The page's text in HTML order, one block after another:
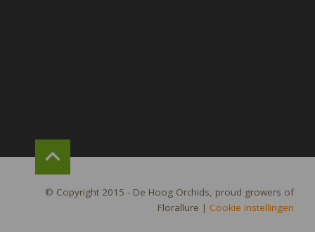
© Copyright 2015 - De Hoog Orchids, proud growers of
Florallure | Cookie instellingen